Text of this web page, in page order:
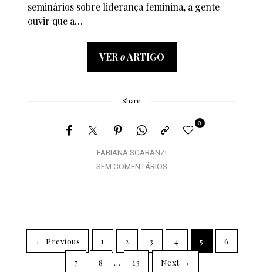
seminários sobre liderança feminina, a gente
ouvir que a…
VER oARTIGO
Share
FABIANA SCARANZI
0
SEM COMENTÁRIOS
← Previous 1 2 3 4 5
6
7
8 … 13 Next →